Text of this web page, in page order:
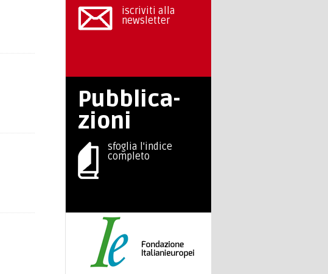
iscriviti alla
newsletter
Pubblica-
zioni
sfoglia l'indice
completo